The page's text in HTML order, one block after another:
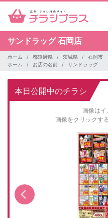
サンドラッグ石岡店
ホーム 都道府県 茨城県
石岡市
ホーム
お店の名前 サンドラッグ
本日公開中のチラシ
画像はイ
画像をクリックす